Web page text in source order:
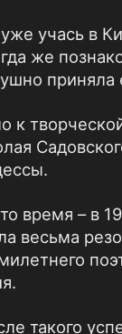
учась в
же
приняла
к
время – в
весьма
такого